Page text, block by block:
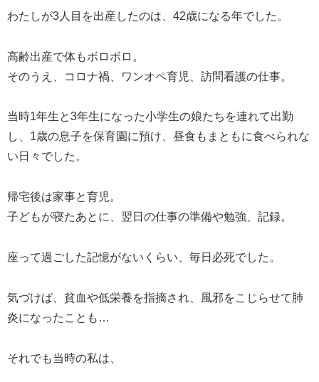
わたしが3人目を出産したのは、42歳になる年でした。
高齢出産で体もボロボロ。
そのうえ、コロナ禍、ワンオペ育児、訪問看護の仕事。
当時1年生と3年生になった小学生の娘たちを連れて出勤
し、1歳の息子を保育園に預け、昼食もまともに食べられな
い日々でした。
帰宅後は家事と育児。
子どもが寝たあとに、翌日の仕事の準備や勉強、記録。
座って過ごした記憶がないくらい、毎日必死でした。
気づけば、貧血や低栄養を指摘され、風邪をこじらせて肺
炎になったことも…
それでも当時の私は、